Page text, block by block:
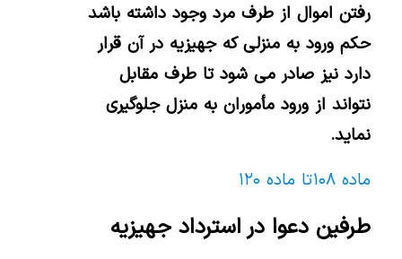
رفتن اموال از طرف مرد وجود داشته باشد
حکم ورود به منزلی که جهیزیه در آن قرار
دارد نیز صادر می شود تا طرفمقابل
نتواند از ورود مأموران به منزل جلوگیری
نماید.
ماده ۱۰۸ تا ماده ۱۲۰
طرفین دعوا در استرداد جهیزیه